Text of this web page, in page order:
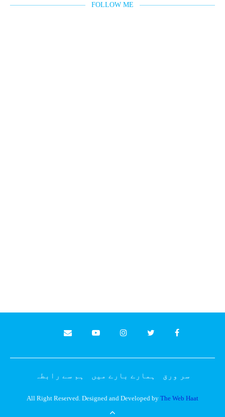
FOLLOW ME
سر ورق ہمارے بارے میں ہم سے رابطہ
All Right Reserved. Designed and Developed by The Web Haat